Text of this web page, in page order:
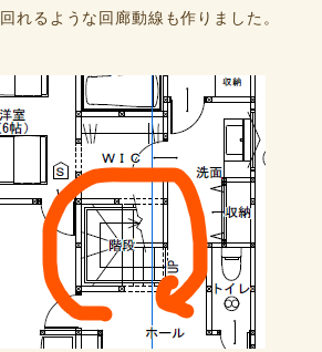
れるような回廊動線も作りました。